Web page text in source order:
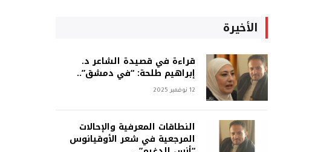
الأخيرة
قراءة في قصيدة الشاعر د.
إبراهيم طلحة: “في دمشق”..
12 نوفمبر 2025
النطاقات المعرفية والإحالات
المرجعية في شعر الأوقيانوس